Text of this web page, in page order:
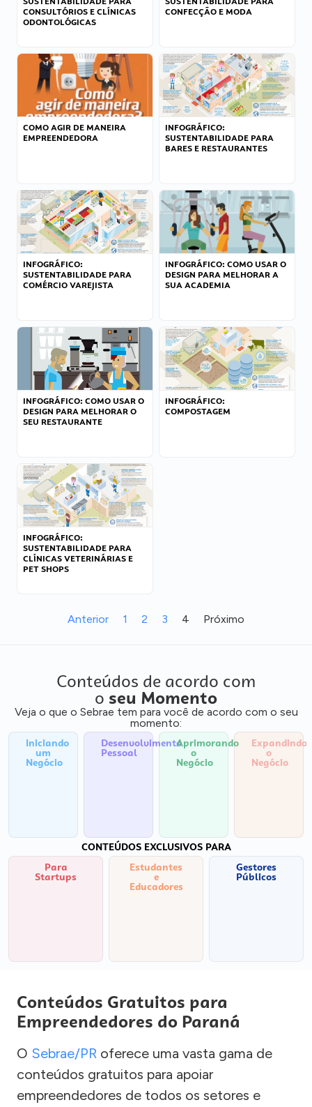
CONSULTÓRIOS E CLÍNICAS
ODONTOLÓGICAS
CONFECÇÃO E MODA
COMO AGIR DE MANEIRA
EMPREENDEDORA
INFOGRÁFICO:
SUSTENTABILIDADE PARA
BARES E RESTAURANTES
INFOGRÁFICO:
SUSTENTABILIDADE PARA
COMÉRCIO VAREJISTA
INFOGRÁFICO: COMO USAR O
DESIGN PARA MELHORAR A
SUA ACADEMIA
INFOGRÁFICO: COMO USAR O
DESIGN PARA MELHORAR O
SEU RESTAURANTE
INFOGRÁFICO:
COMPOSTAGEM
INFOGRÁFICO:
SUSTENTABILIDADE PARA
CLÍNICAS VETERINÁRIAS E
PET SHOPS
Anterior 1 2 3 4 Próximo
Conteúdos de acordo com
o seu Momento
Veja o que o Sebrae tem para você de acordo com o seu
momento:
Iniciando
um
Negócio
Desenvolvimento
Pessoal
Aprimorando
o
Negócio
Expandindo
o
Negócio
CONTEÚDOS EXCLUSIVOS PARA
Para
Startups
Estudantes
e
Educadores
Gestores
Públicos
Conteúdos Gratuitos para
Empreendedores do Paraná
O Sebrae/PR oferece uma vasta gama de
conteúdos gratuitos para apoiar
empreendedores de todos os setores e